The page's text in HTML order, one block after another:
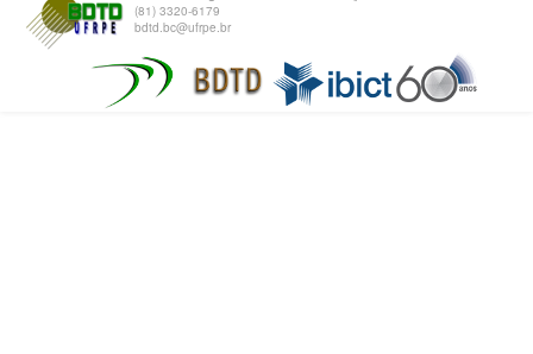
(81) 3320-6179
bdtd.bc@ufrpe.br